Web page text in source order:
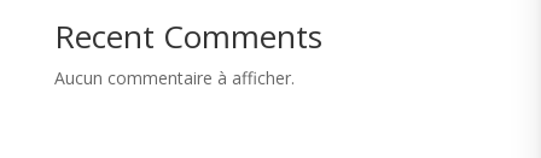
Recent Comments
Aucun commentaire à afficher.